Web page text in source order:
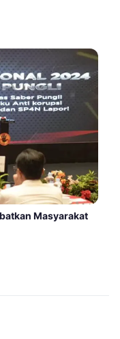
Masyarakat